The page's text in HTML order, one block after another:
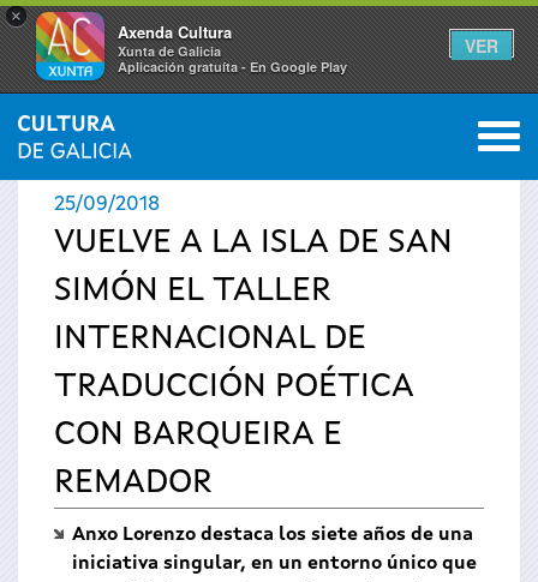
×
Axenda Cultura
Xunta de Galicia
Aplicación gratuíta - En Google Play
VER
Se
encuentra
usted
aquí
INICIO › ACTUALIDAD 0
25/09/2018
VUELVE A LA ISLA DE SAN
SIMÓN EL TALLER
INTERNACIONAL DE
TRADUCCIÓN POÉTICA
CON BARQUEIRA E
REMADOR
Anxo Lorenzo destaca los siete años de una
iniciativa singular, en un entorno único que